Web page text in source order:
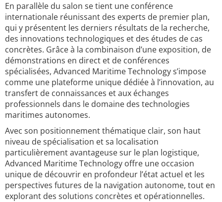
En parallèle du salon se tient une conférence
internationale réunissant des experts de premier plan,
qui y présentent les derniers résultats de la recherche,
des innovations technologiques et des études de cas
concrètes. Grâce à la combinaison d’une exposition, de
démonstrations en direct et de conférences
spécialisées, Advanced Maritime Technology s’impose
comme une plateforme unique dédiée à l’innovation, au
transfert de connaissances et aux échanges
professionnels dans le domaine des technologies
maritimes autonomes.
Avec son positionnement thématique clair, son haut
niveau de spécialisation et sa localisation
particulièrement avantageuse sur le plan logistique,
Advanced Maritime Technology offre une occasion
unique de découvrir en profondeur l’état actuel et les
perspectives futures de la navigation autonome, tout en
explorant des solutions concrètes et opérationnelles.